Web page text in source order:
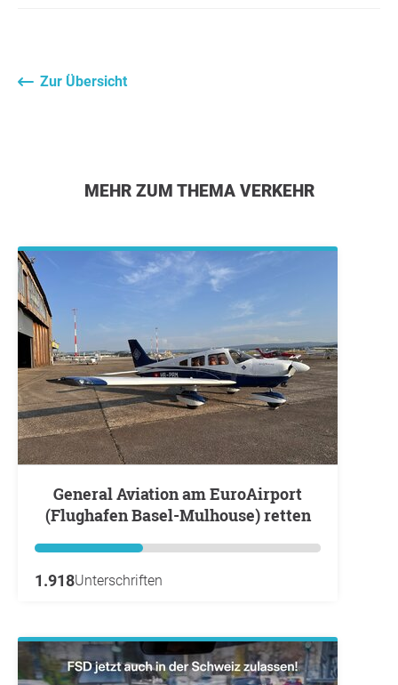
Zur Übersicht
MEHR ZUM THEMA VERKEHR
General Aviation am EuroAirport
(Flughafen Basel-Mulhouse) retten
1.918Unterschriften